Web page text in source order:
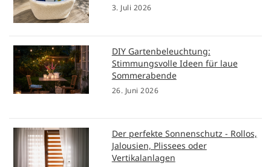
3. Juli 2026
DIY Gartenbeleuchtung:
Stimmungsvolle Ideen für laue
Sommerabende
26. Juni 2026
Der perfekte Sonnenschutz - Rollos,
Jalousien, Plissees oder
Vertikalanlagen